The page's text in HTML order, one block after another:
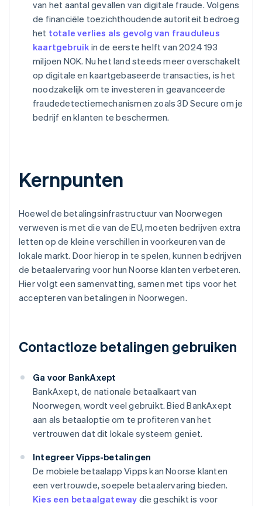
van het aantal gevallen van digitale fraude. Volgens
de financiële toezichthoudende autoriteit bedroeg
het totale verlies als gevolg van frauduleus
kaartgebruik in de eerste helft van 2024 193
miljoen NOK. Nu het land steeds meer overschakelt
op digitale en kaartgebaseerde transacties, is het
noodzakelijk om te investeren in geavanceerde
fraudedetectiemechanismen zoals 3D Secure om je
bedrijf en klanten te beschermen.
Kernpunten
Hoewel de betalingsinfrastructuur van Noorwegen
verweven is met die van de EU, moeten bedrijven extra
letten op de kleine verschillen in voorkeuren van de
lokale markt. Door hierop in te spelen, kunnen bedrijven
de betaalervaring voor hun Noorse klanten verbeteren.
Hier volgt een samenvatting, samen met tips voor het
accepteren van betalingen in Noorwegen.
Contactloze betalingen gebruiken
Ga voor BankAxept
BankAxept, de nationale betaalkaart van
Noorwegen, wordt veel gebruikt. Bied BankAxept
aan als betaaloptie om te profiteren van het
vertrouwen dat dit lokale systeem geniet.
Integreer Vipps-betalingen
De mobiele betaalapp Vipps kan Noorse klanten
een vertrouwde, soepele betaalervaring bieden.
Kies een betaalgateway die geschikt is voor